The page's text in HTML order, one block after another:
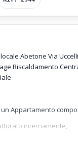
Abetone Via
Riscaldamento
Appartamento
internamente,
commerciale,